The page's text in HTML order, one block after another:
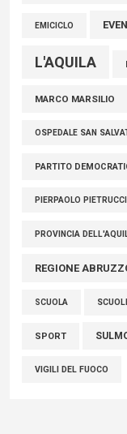
EMICICLO
L'AQUILA
MARCO MARSILIO
OSPEDALE SAN
PARTITO
PIERPAOLO PIETRUCCI
PROVINCIA
REGIONE
SCUOLA
SPORT
VIGILI DEL FUOCO